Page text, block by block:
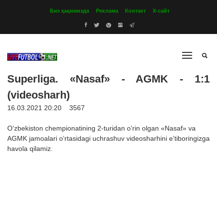
Биз ҳақимизда Реклама Контакт Х-сайт
Superliga. «Nasaf» - AGMK - 1:1
(videosharh)
16.03.2021 20:20 3567
O‘zbekiston chempionatining 2-turidan o‘rin olgan «Nasaf» va
AGMK jamoalari o‘rtasidagi uchrashuv videosharhini e’tiboringizga
havola qilamiz.